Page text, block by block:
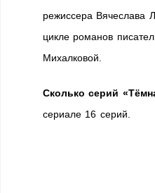
режиссера Вячеслава
цикле романов
Михалковой.
Сколько серий
сериале 16 серий.